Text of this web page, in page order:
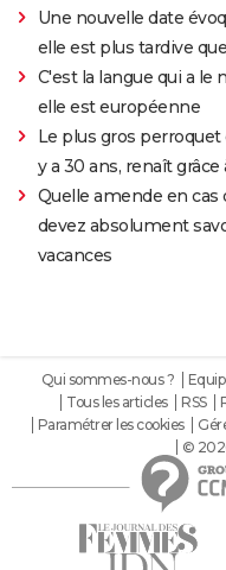
Une nouvelle date
elle est plus tardive
C'est la langue qui a le
elle est européenne
Le plus gros
y a 30 ans, renaît grâce
Quelle amende en cas
devez absolument
vacances
Qui sommes-nous ?
Tous les articles
RSS
Paramétrer les cookies
©